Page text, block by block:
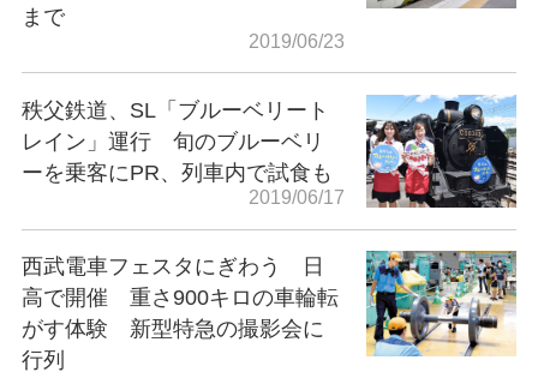
まで
2019/06/23
秩父鉄道、SL「ブルーベリート
レイン」運行 旬のブルーベリ
ーを乗客にPR、列車内で試食も
2019/06/17
西武電車フェスタにぎわう 日
高で開催 重さ900キロの車輪転
がす体験 新型特急の撮影会に
行列